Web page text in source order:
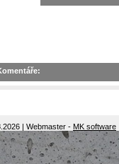
| Webmaster - MK software